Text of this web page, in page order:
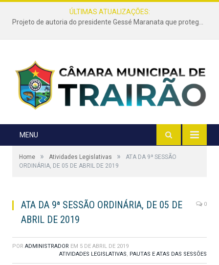
ÚLTIMAS ATUALIZAÇÕES:
Projeto de autoria do presidente Gessé Maranata que protege as estradas vicinais de Trairão é transformado em lei
MENU
Home » Atividades Legislativas »
ATA DA 9ª SESSÃO
ORDINÁRIA, DE 05 DE ABRIL DE 2019
ATA DA 9ª SESSÃO ORDINÁRIA, DE 05 DE
ABRIL DE 2019
0
POR ADMINISTRADOR EM 5 DE ABRIL DE 2019
ATIVIDADES LEGISLATIVAS, PAUTAS E ATAS DAS SESSÕES